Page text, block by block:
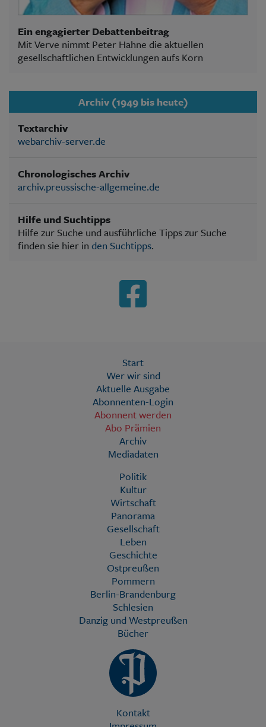
Ein engagierter Debattenbeitrag
Mit Verve nimmt Peter Hahne die aktuellen
gesellschaftlichen Entwicklungen aufs Korn
Archiv (1949 bis heute)
Textarchiv
webarchiv-server.de
Chronologisches Archiv
archiv.preussische-allgemeine.de
Hilfe und Suchtipps
Hilfe zur Suche und ausführliche Tipps zur Suche
finden sie hier in den Suchtipps.
Start
Wer wir sind
Aktuelle Ausgabe
Abonnenten-Login
Abonnent werden
Abo Prämien
Archiv
Mediadaten
Politik
Kultur
Wirtschaft
Panorama
Gesellschaft
Leben
Geschichte
Ostpreußen
Pommern
Berlin-Brandenburg
Schlesien
Danzig und Westpreußen
Bücher
Kontakt